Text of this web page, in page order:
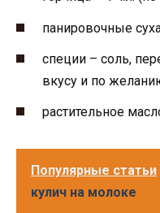
панировочные
специи – соль,
вкусу и по
растительное
Популярные статьи
кулич на молоке